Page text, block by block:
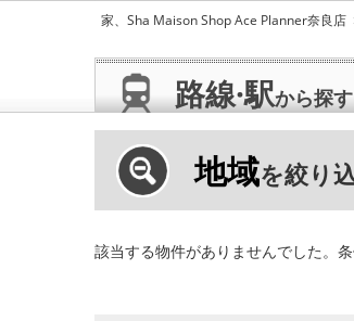
家、Sha Maison Shop Ace Planner奈良店
路線·駅から探す
地域を絞り
該当する物件がありませんでした。